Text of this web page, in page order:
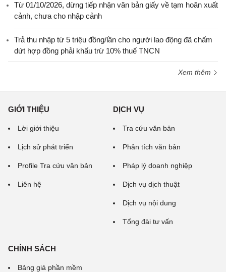
Từ 01/10/2026, dừng tiếp nhận văn bản giấy về tạm hoãn xuất
cảnh, chưa cho nhập cảnh
Trả thu nhập từ 5 triệu đồng/lần cho người lao động đã chấm
dứt hợp đồng phải khấu trừ 10% thuế TNCN
Xem thêm
GIỚI THIỆU
Lời giới thiệu
Lịch sử phát triển
Profile Tra cứu văn bản
Liên hệ
DỊCH VỤ
Tra cứu văn bản
Phân tích văn bản
Pháp lý doanh nghiệp
Dịch vụ dịch thuật
Dịch vụ nội dung
Tổng đài tư vấn
CHÍNH SÁCH
Bảng giá phần mềm